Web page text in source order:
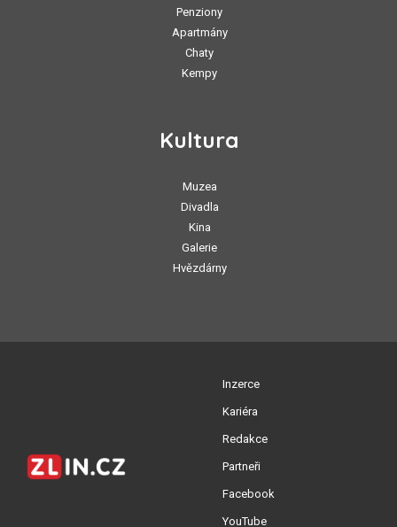
Penziony
Apartmány
Chaty
Kempy
Kultura
Muzea
Divadla
Kina
Galerie
Hvězdárny
Inzerce
Kariéra
Redakce
Partneři
Facebook
YouTube